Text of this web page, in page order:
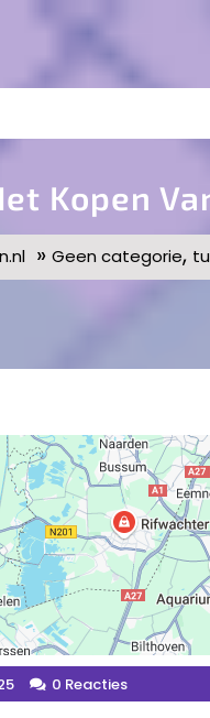
Kopen
» Geen categorie,
0 Reacties